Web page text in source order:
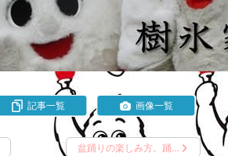
記事一覧 画像一覧
盆踊りの楽しみ方。踊…